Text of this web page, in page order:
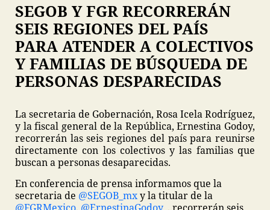
SEGOB Y FGR RECORRERÁN
SEIS REGIONES DEL PAÍS
PARA ATENDER A COLECTIVOS
Y FAMILIAS DE BÚSQUEDA DE
PERSONAS DESPARECIDAS
La secretaria de Gobernación, Rosa Icela Rodríguez,
y la fiscal general de la República, Ernestina Godoy,
recorrerán las seis regiones del país para reunirse
directamente con los colectivos y las familias que
buscan a personas desaparecidas.
En conferencia de prensa informamos que la
secretaria de @SEGOB_mxy la titular de la